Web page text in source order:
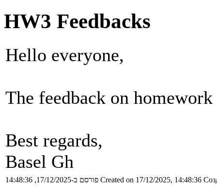
HW3 Feedbacks
Hello everyone,
The feedback on
Best regards,
Basel Gh
פורסם ב-17/12/2025, 14:48:36 Created on 17/12/2025, 14:48:36